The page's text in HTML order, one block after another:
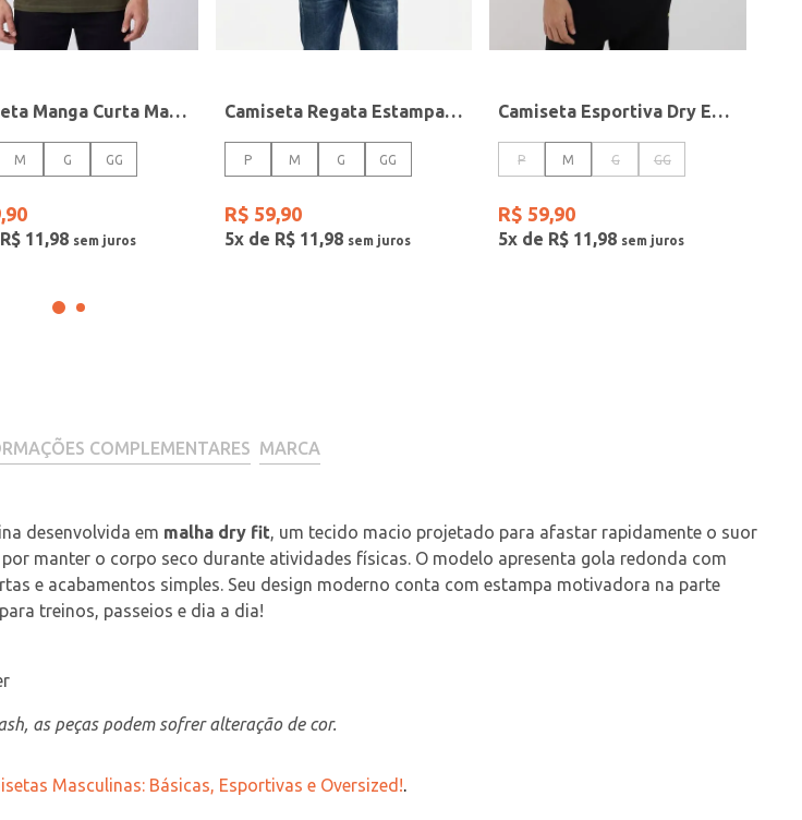
Camiseta Manga Curta Masculina VERDE
M G GG
,90
R$ 11,98
Camiseta Regata Estampada Masculina BEGE
P M G GG
R$ 59,90
5x de R$ 11,98
Camiseta Esportiva Dry Estampada Masculina AZUL
P M G GG
R$ 59,90
5x de R$ 11,98
COMPLEMENTARES MARCA
desenvolvida em malha dry fit, um tecido macio projetado para afastar rapidamente o suor
manter o corpo seco durante atividades físicas. O modelo apresenta gola redonda com
e acabamentos simples. Seu design moderno conta com estampa motivadora na parte
treinos, passeios e dia a dia!
as peças podem sofrer alteração de cor.
Masculinas: Básicas, Esportivas e Oversized!.